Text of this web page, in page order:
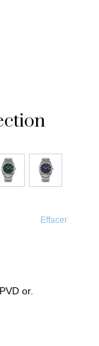
Effacer
or.